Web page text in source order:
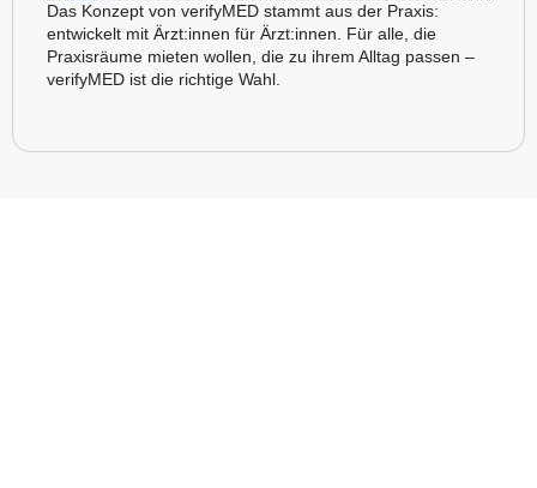
Das Konzept von verifyMED stammt aus der Praxis:
entwickelt mit Ärzt:innen für Ärzt:innen. Für alle, die
Praxisräume mieten wollen, die zu ihrem Alltag passen –
verifyMED ist die richtige Wahl.